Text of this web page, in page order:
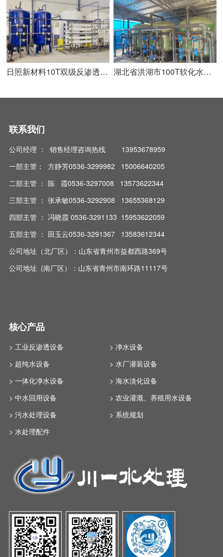
日照新材料10T双级反渗透设备安装调试完成 湖北省洪湖市100T软化水设备安装调试完成
联系我们
公司经理 ： 销售经理咨询热线 13953678959
一部主管： 方静芳0536-3299982 15006640205
二部主管 ： 陈 霞0536-3297008 13573622344
三部主管 ： 张承敏0536-3292908 13655368129
四部主管 ： 冯晓霞 0536-3291133 15953622059
五部主管 ： 田玉云0536-3291367 13583612344
公司地址（北厂区）：山东省青州市益都西路369号
公司地址 (南厂区）：山东省青州市南环路11117号
核心产品
> 工业反渗透设备
> 净水设备
> 超纯水设备
> 水厂灌装设备
> 一体化净水设备
> 海水淡化设备
> 中水回用设备
> 农业灌溉、养殖用水设备
> 污水处理设备
> 系统规划
> 水处理配件